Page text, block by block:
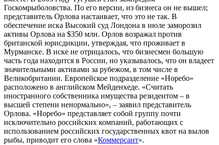
Госкомрыболовства. По его версии, из бизнеса он не вышел;
представитель Орлова настаивает, что это не так. В
обеспечение иска Высокий суд Лондона в июле заморозил
активы Орлова на $350 млн. Орлов возражал против
британской юрисдикции, утверждая, что проживает в
Мурманске. В иске не отрицалось, что бизнесмен большую
часть года находится в России, но указывалось, что он владеет
значительными активами за рубежом, в том числе в
Великобритании. Европейское подразделение «Норебо»
расположено в английском Мейденхеде. «Считать
иностранного собственника имущества резидентом – в
высшей степени ненормально», – заявил представитель
Орлова. «Норебо» представляет собой группу почти
исключительно российских компаний, работающих с
использованием российских государственных квот на вылов
рыбы, приводит его слова «Коммерсант».